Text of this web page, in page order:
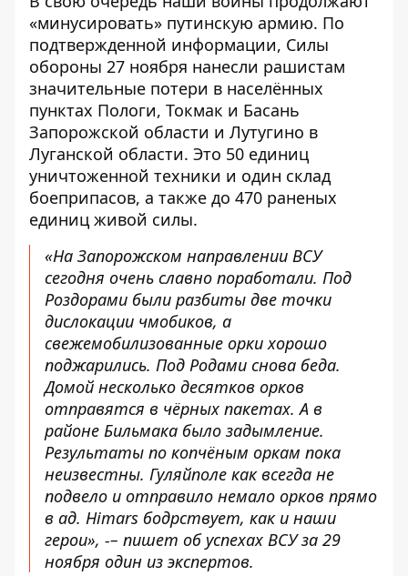
«минусировать» путинскую армию. По
подтвержденной информации, Силы
обороны 27 ноября нанесли рашистам
значительные потери в населённых
пунктах Пологи, Токмак и Басань
Запорожской области и Лутугино в
Луганской области. Это 50 единиц
уничтоженной техники и один склад
боеприпасов, а также до 470 раненых
единиц живой силы.
«На Запорожском направлении ВСУ
сегодня очень славно поработали. Под
Роздорами были разбиты две точки
дислокации чмобиков, а
свежемобилизованные орки хорошо
поджарились. Под Родами снова беда.
Домой несколько десятков орков
отправятся в чёрных пакетах. А в
районе Бильмака было задымление.
Результаты по копчёным оркам пока
неизвестны. Гуляйполе как всегда не
подвело и отправило немало орков прямо
в ад. Himars бодрствует, как и наши
герои», -– пишет об успехах ВСУ за 29
ноября один из экспертов.